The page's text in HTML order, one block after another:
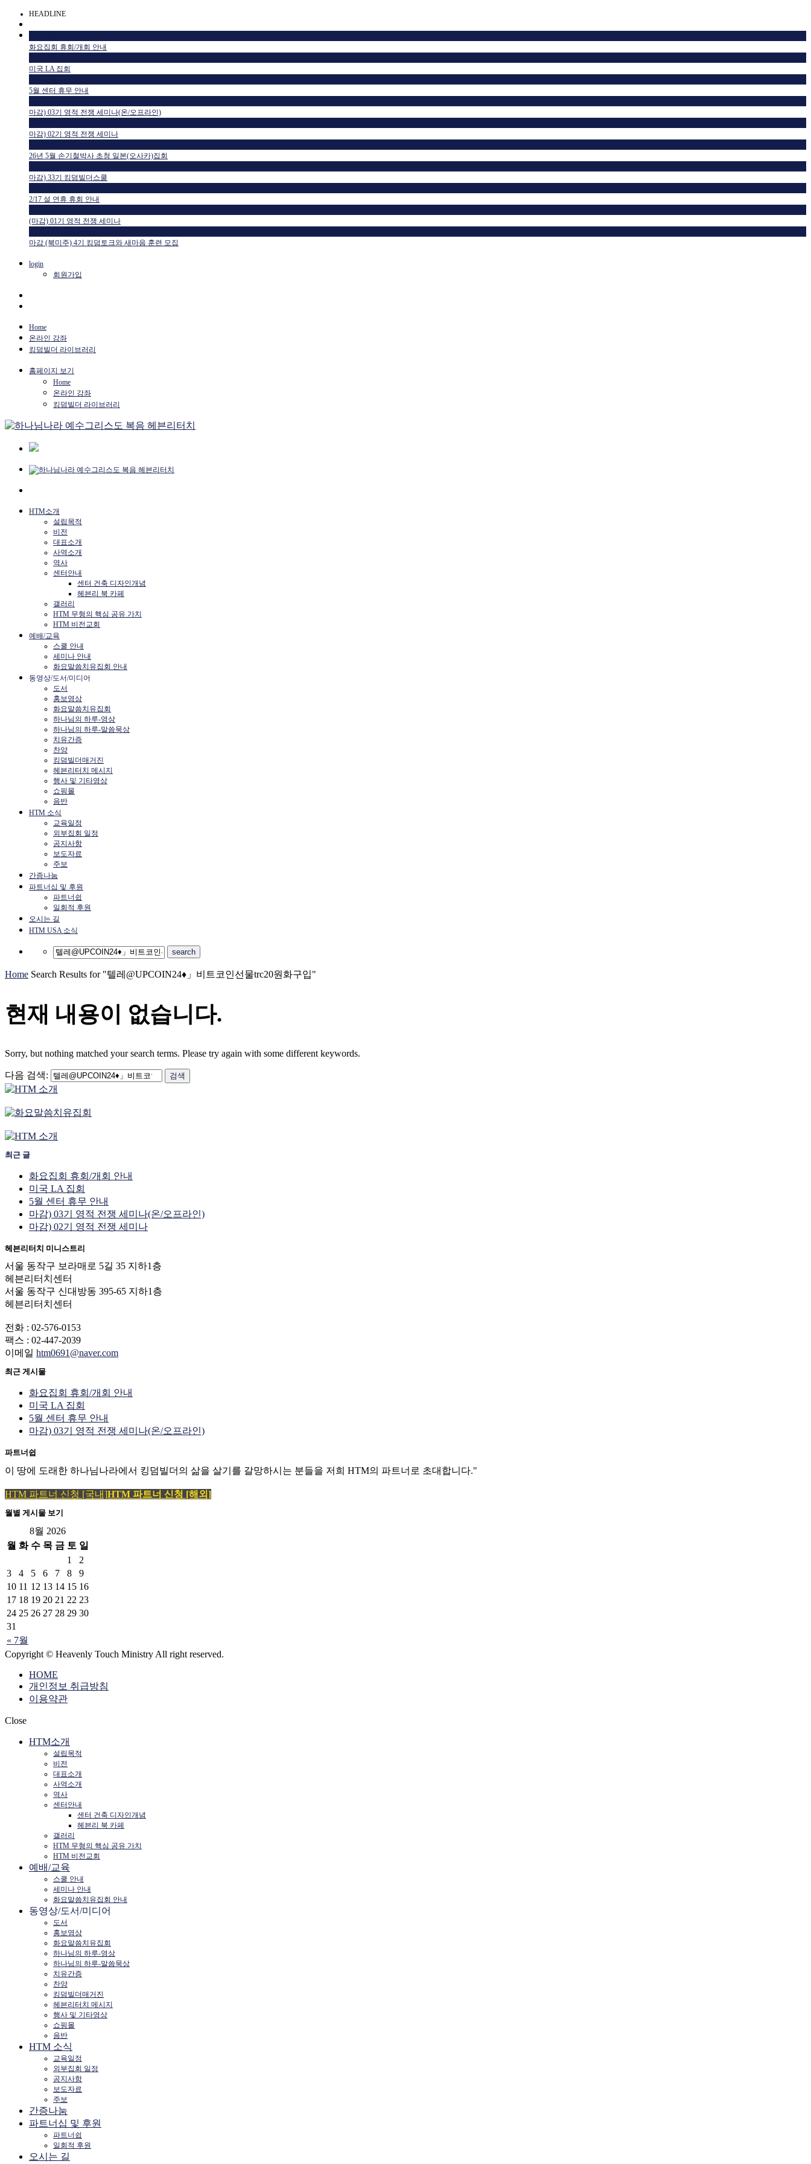
HEADLINE
화요집회 휴회/개회 안내
미국 LA 집회
5월 센터 휴무 안내
마감) 03기 영적 전쟁 세미나(온/오프라인)
마감) 02기 영적 전쟁 세미나
26년 5월 손기철박사 초청 일본(오사카)집회
마감) 33기 킹덤빌더스쿨
2/17 설 연휴 휴회 안내
(마감) 01기 영적 전쟁 세미나
마감 (북미주) 4기 킹덤토크와 새마음 훈련 모집
login
회원가입
Home
온라인 강좌
킹덤빌더 라이브러리
홈페이지 보기
Home
온라인 강좌
킹덤빌더 라이브러리
HTM소개
설립목적
비전
대표소개
사역소개
역사
센터안내
센터 건축 디자인개념
헤븐리 북 카페
갤러리
HTM 무형의 핵심 공유 가치
HTM 비전교회
예배/교육
스쿨 안내
세미나 안내
화요말씀치유집회 안내
동영상/도서/미디어
도서
홍보영상
화요말씀치유집회
하나님의 하루-영상
하나님의 하루-말씀묵상
치유간증
찬양
킹덤빌더매거진
헤븐리터치 메시지
행사 및 기타영상
쇼핑몰
음반
HTM 소식
교육일정
외부집회 일정
공지사항
보도자료
주보
간증나눔
파트너십 및 후원
파트너쉽
일회적 후원
오시는 길
HTM USA 소식
Home Search Results for "텔레@UPCOIN24♦」비트코인선물trc20원화구입"
현재 내용이 없습니다.
Sorry, but nothing matched your search terms. Please try again with some different keywords.
다음 검색:
최근 글
화요집회 휴회/개회 안내
미국 LA 집회
5월 센터 휴무 안내
마감) 03기 영적 전쟁 세미나(온/오프라인)
마감) 02기 영적 전쟁 세미나
헤븐리터치 미니스트리
서울 동작구 보라매로 5길 35 지하1층
헤븐리터치센터
서울 동작구 신대방동 395-65 지하1층
헤븐리터치센터
전화 : 02-576-0153
팩스 : 02-447-2039
이메일 htm0691@naver.com
최근 게시물
화요집회 휴회/개회 안내
미국 LA 집회
5월 센터 휴무 안내
마감) 03기 영적 전쟁 세미나(온/오프라인)
파트너쉽
이 땅에 도래한 하나님나라에서 킹덤빌더의 삶을 살기를 갈망하시는 분들을 저희 HTM의 파트너로 초대합니다."
HTM 파트너 신청 [국내]HTM 파트너 신청 [해외]
월별 게시물 보기
8월 2026
월 화 수 목 금 토 일
« 7월
1
2
3
4 5 6 7 8
9
10 11 12 13 14 15 16
17 18 19 20 21 22 23
24 25 26 27 28 29 30
31
Copyright © Heavenly Touch Ministry All right reserved.
HOME
개인정보 취급방침
이용약관
Close
HTM소개
설립목적
비전
대표소개
사역소개
역사
센터안내
센터 건축 디자인개념
헤븐리 북 카페
갤러리
HTM 무형의 핵심 공유 가치
HTM 비전교회
예배/교육
스쿨 안내
세미나 안내
화요말씀치유집회 안내
동영상/도서/미디어
도서
홍보영상
화요말씀치유집회
하나님의 하루-영상
하나님의 하루-말씀묵상
치유간증
찬양
킹덤빌더매거진
헤븐리터치 메시지
행사 및 기타영상
쇼핑몰
음반
HTM 소식
교육일정
외부집회 일정
공지사항
보도자료
주보
간증나눔
파트너십 및 후원
파트너쉽
일회적 후원
오시는 길